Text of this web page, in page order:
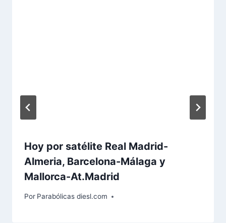
Hoy por satélite Real Madrid-
Almeria, Barcelona-Málaga y
Mallorca-At.Madrid
Por Parabólicas diesl.com